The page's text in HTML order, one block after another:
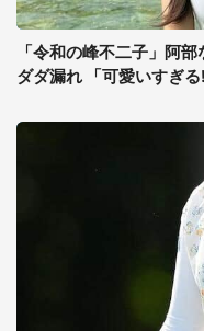
「令和の峰不二子」阿
ダダ漏れ 「可愛いすぎ